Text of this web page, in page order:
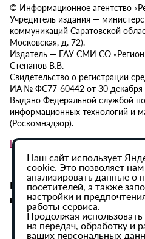
© Информационное агентство
Учредитель издания —
коммуникаций Саратовской
Московская, д. 72).
Издатель — ГАУ СМИ СО «Регион
Степанов В.В.
Свидетельство о регистрации
ИА № ФС77-60442 от 30 декабря
Выдано Федеральной службой
информационных технологий и
(Роскомнадзор).
Политика в отношении
При использовании
гиперссылка на ИА «Регион
Наш сайт использует
cookie. Это позволяет
анализировать данные о
посетителей, а также
настройки и
работы сервиса.
Продолжая использовать
на передач, обработку и
ваших персональных